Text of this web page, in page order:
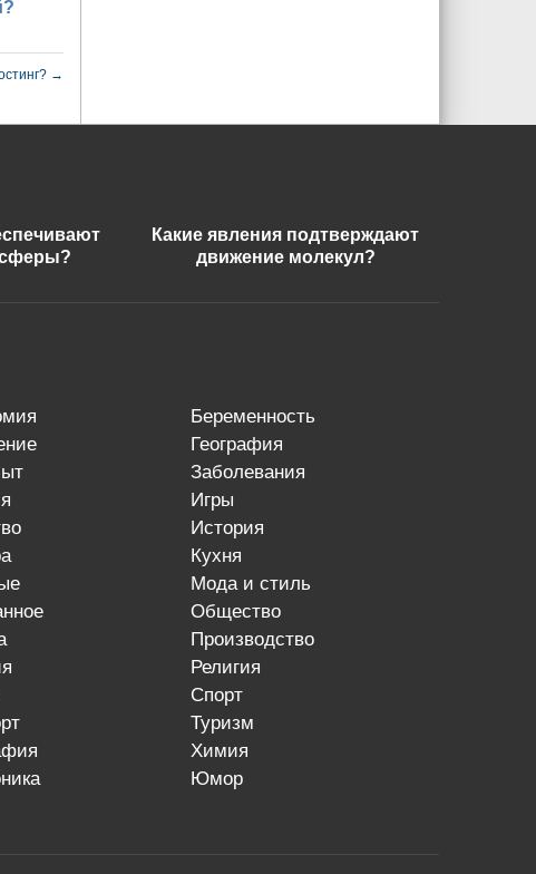
→
Какие явления подтверждают
движение молекул?
беременность
география
заболевания
игры
история
кухня
мода и стиль
общество
производство
религия
спорт
туризм
химия
юмор